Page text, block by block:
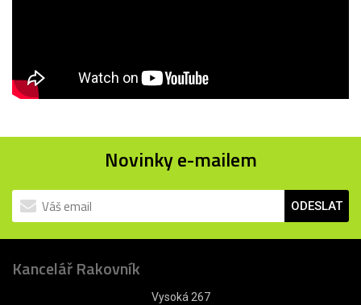
Novinky e-mailem
ODESLAT
Kancelář Rakovník
Vysoká 267